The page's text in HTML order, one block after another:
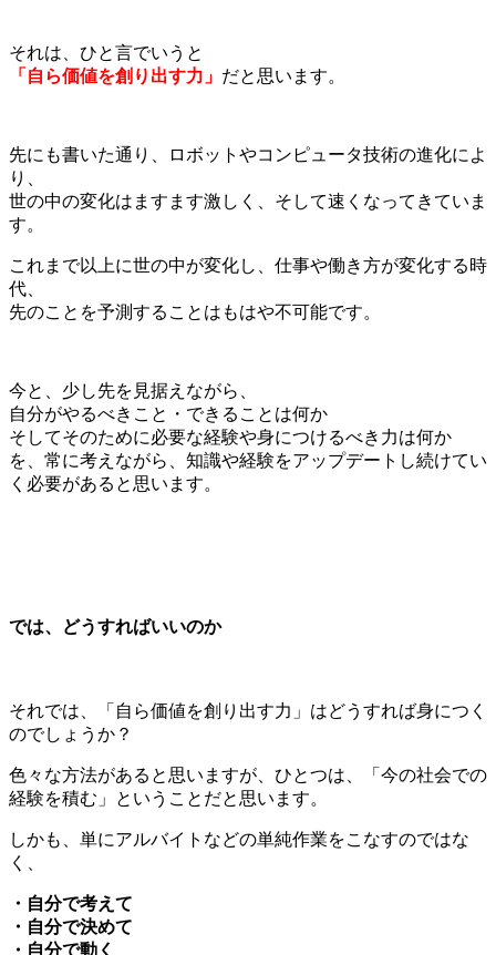
それは、ひと言でいうと
「自ら価値を創り出す力」 だと思います。
先にも書いた通り、ロボットやコンピュータ技術の進化によ
り、
世の中の変化はますます激しく、そして速くなってきていま
す。
これまで以上に世の中が変化し、仕事や働き方が変化する時
代、
先のことを予測することはもはや不可能です。
今と、少し先を見据えながら、
自分がやるべきこと・できることは何か
そしてそのために必要な経験や身につけるべき力は何か
を、常に考えながら、知識や経験をアップデートし続けてい
く必要があると思います。
では、どうすればいいのか
それでは、「自ら価値を創り出す力」はどうすれば身につく
のでしょうか？
色々な方法があると思いますが、ひとつは、「今の社会での
経験を積む」ということだと思います。
しかも、単にアルバイトなどの単純作業をこなすのではな
く、
・自分で考えて
・自分で決めて
・自分で動く